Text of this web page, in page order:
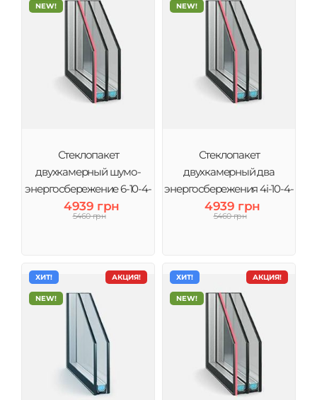
NEW!
Стеклопакет
двухкамерный шумо-
энергосбережение 6-10-4-
10-4і (3 стекла) Виконт
4939 грн
5460 грн
NEW!
Стеклопакет
двухкамерный два
энергосбережения 4і-10-4-
10-4і (3 стекла) Виконт
4939 грн
5460 грн
АКЦИЯ!
ХИТ!
NEW!
АКЦИЯ!
ХИТ!
NEW!